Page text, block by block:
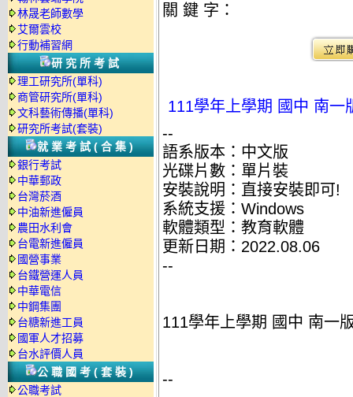
林晟老師數學
艾爾雲校
行動補習網
研究所考試
理工研究所(單科)
商管研究所(單科)
文科藝術傳播(單科)
研究所考試(套裝)
就業考試(合集)
銀行考試
中華郵政
台灣菸酒
中油新進僱員
農田水利會
台電新進僱員
國營事業
台鐵營運人員
中華電信
中鋼集團
台糖新進工員
國軍人才招募
台水評價人員
公職國考(套裝)
公職考試
關 鍵 字：
111學年上學期 國中 南一
--
語系版本：中文版
光碟片數：單片裝
安裝說明：直接安裝即可!
系統支援：Windows
軟體類型：教育軟體
更新日期：2022.08.06
--
111學年上學期 國中 南一
--